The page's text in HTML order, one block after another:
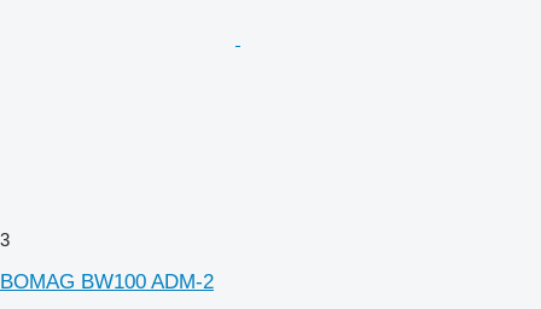
3
BOMAG BW100 ADM-2